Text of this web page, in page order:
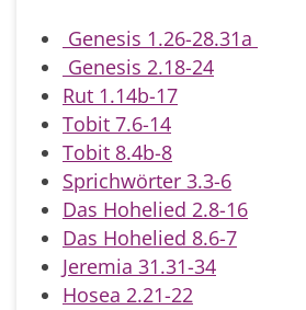
Genesis 1.26-28.31a
Genesis 2.18-24
Rut 1.14b-17
Tobit 7.6-14
Tobit 8.4b-8
Sprichwörter 3.3-6
Das Hohelied 2.8-16
Das Hohelied 8.6-7
Jeremia 31.31-34
Hosea 2.21-22